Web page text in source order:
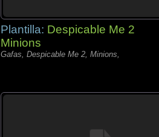
Plantilla: Despicable Me 2
Minions
Gafas, Despicable Me 2, Minions,